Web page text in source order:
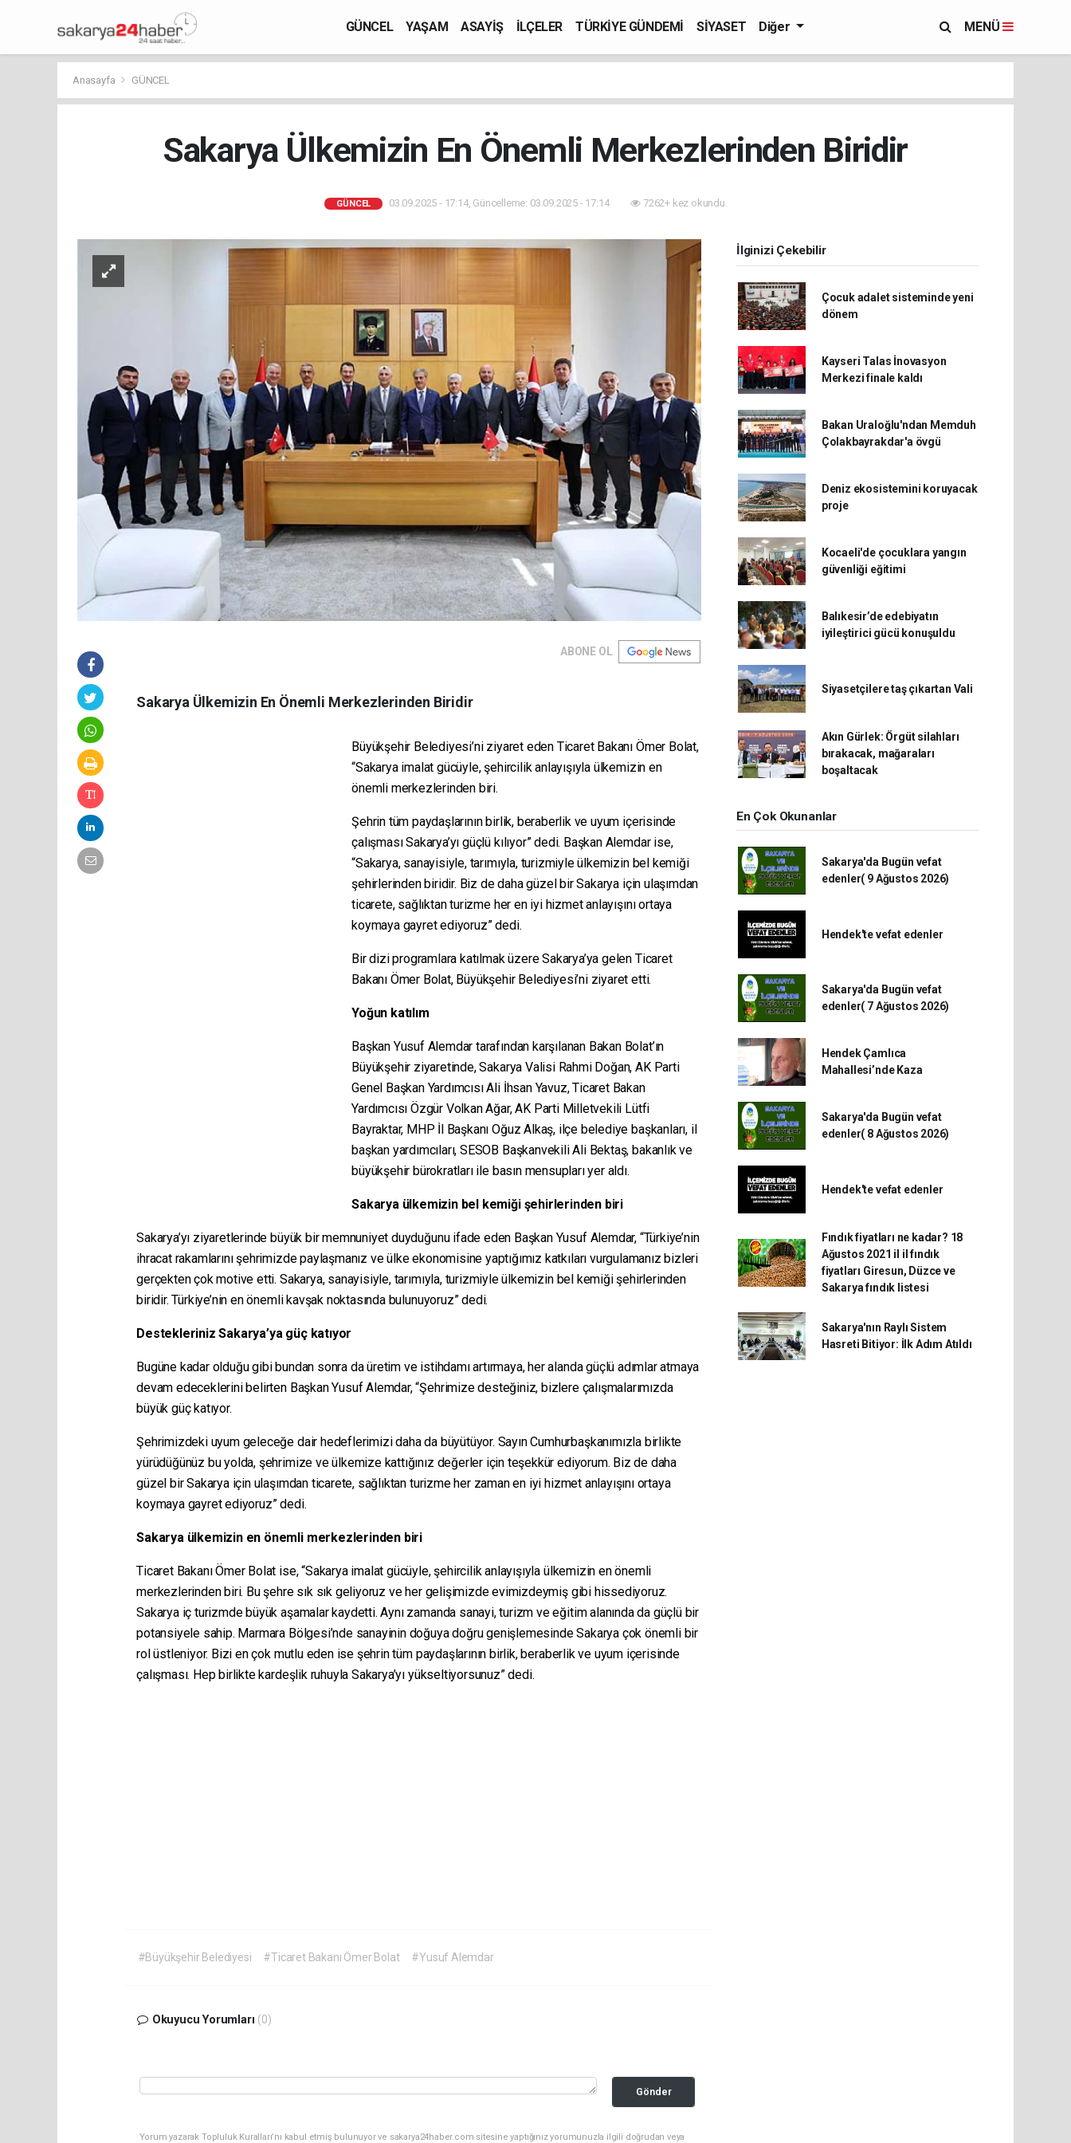
GÜNCEL YAŞAM ASAYİŞ İLÇELER TÜRKİYE GÜNDEMİ SİYASET Diğer MENÜ
Anasayfa GÜNCEL
Sakarya Ülkemizin En Önemli Merkezlerinden Biridir
GÜNCEL 03.09.2025 - 17:14, Güncelleme: 03.09.2025 - 17:14 7262+ kez okundu.
ABONE OL
Sakarya Ülkemizin En Önemli Merkezlerinden Biridir
Büyükşehir Belediyesi’ni ziyaret eden Ticaret Bakanı Ömer Bolat,
“Sakarya imalat gücüyle, şehircilik anlayışıyla ülkemizin en
önemli merkezlerinden biri.
Şehrin tüm paydaşlarının birlik, beraberlik ve uyum içerisinde
çalışması Sakarya’yı güçlü kılıyor” dedi. Başkan Alemdar ise,
“Sakarya, sanayisiyle, tarımıyla, turizmiyle ülkemizin bel kemiği
şehirlerinden biridir. Biz de daha güzel bir Sakarya için ulaşımdan
ticarete, sağlıktan turizme her en iyi hizmet anlayışını ortaya
koymaya gayret ediyoruz” dedi.
Bir dizi programlara katılmak üzere Sakarya’ya gelen Ticaret
Bakanı Ömer Bolat, Büyükşehir Belediyesi’ni ziyaret etti.
Yoğun katılım
Başkan Yusuf Alemdar tarafından karşılanan Bakan Bolat’ın
Büyükşehir ziyaretinde, Sakarya Valisi Rahmi Doğan, AK Parti
Genel Başkan Yardımcısı Ali İhsan Yavuz, Ticaret Bakan
Yardımcısı Özgür Volkan Ağar, AK Parti Milletvekili Lütfi
Bayraktar, MHP İl Başkanı Oğuz Alkaş, ilçe belediye başkanları, il
başkan yardımcıları, SESOB Başkanvekili Ali Bektaş, bakanlık ve
büyükşehir bürokratları ile basın mensupları yer aldı.
Sakarya ülkemizin bel kemiği şehirlerinden biri
Sakarya’yı ziyaretlerinde büyük bir memnuniyet duyduğunu ifade eden Başkan Yusuf Alemdar, “Türkiye’nin
ihracat rakamlarını şehrimizde paylaşmanız ve ülke ekonomisine yaptığımız katkıları vurgulamanız bizleri
gerçekten çok motive etti. Sakarya, sanayisiyle, tarımıyla, turizmiyle ülkemizin bel kemiği şehirlerinden
biridir. Türkiye’nin en önemli kavşak noktasında bulunuyoruz” dedi.
Destekleriniz Sakarya’ya güç katıyor
Bugüne kadar olduğu gibi bundan sonra da üretim ve istihdamı artırmaya, her alanda güçlü adımlar atmaya
devam edeceklerini belirten Başkan Yusuf Alemdar, “Şehrimize desteğiniz, bizlere çalışmalarımızda
büyük güç katıyor.
Şehrimizdeki uyum geleceğe dair hedeflerimizi daha da büyütüyor. Sayın Cumhurbaşkanımızla birlikte
yürüdüğünüz bu yolda, şehrimize ve ülkemize kattığınız değerler için teşekkür ediyorum. Biz de daha
güzel bir Sakarya için ulaşımdan ticarete, sağlıktan turizme her zaman en iyi hizmet anlayışını ortaya
koymaya gayret ediyoruz” dedi.
Sakarya ülkemizin en önemli merkezlerinden biri
Ticaret Bakanı Ömer Bolat ise, “Sakarya imalat gücüyle, şehircilik anlayışıyla ülkemizin en önemli
merkezlerinden biri. Bu şehre sık sık geliyoruz ve her gelişimizde evimizdeymiş gibi hissediyoruz.
Sakarya iç turizmde büyük aşamalar kaydetti. Aynı zamanda sanayi, turizm ve eğitim alanında da güçlü bir
potansiyele sahip. Marmara Bölgesi’nde sanayinin doğuya doğru genişlemesinde Sakarya çok önemli bir
rol üstleniyor. Bizi en çok mutlu eden ise şehrin tüm paydaşlarının birlik, beraberlik ve uyum içerisinde
çalışması. Hep birlikte kardeşlik ruhuyla Sakarya’yı yükseltiyorsunuz” dedi.
#Büyükşehir Belediyesi #Ticaret Bakanı Ömer Bolat #Yusuf Alemdar
Okuyucu Yorumları (0)
Gönder
Yorum yazarak Topluluk Kuralları’nı kabul etmiş bulunuyor ve sakarya24haber.com sitesine yaptığınız yorumunuzla ilgili doğrudan veya
İlginizi Çekebilir
Çocuk adalet sisteminde yeni
dönem
Kayseri Talas İnovasyon
Merkezi finale kaldı
Bakan Uraloğlu'ndan Memduh
Çolakbayrakdar'a övgü
Deniz ekosistemini koruyacak
proje
Kocaeli'de çocuklara yangın
güvenliği eğitimi
Balıkesir’de edebiyatın
iyileştirici gücü konuşuldu
Siyasetçilere taş çıkartan Vali
Akın Gürlek: Örgüt silahları
bırakacak, mağaraları
boşaltacak
En Çok Okunanlar
Sakarya'da Bugün vefat
edenler( 9 Ağustos 2026)
Hendek'te vefat edenler
Sakarya'da Bugün vefat
edenler( 7 Ağustos 2026)
Hendek Çamlıca
Mahallesi’nde Kaza
Sakarya'da Bugün vefat
edenler( 8 Ağustos 2026)
Hendek'te vefat edenler
Fındık fiyatları ne kadar? 18
Ağustos 2021 il il fındık
fiyatları Giresun, Düzce ve
Sakarya fındık listesi
Sakarya'nın Raylı Sistem
Hasreti Bitiyor: İlk Adım Atıldı